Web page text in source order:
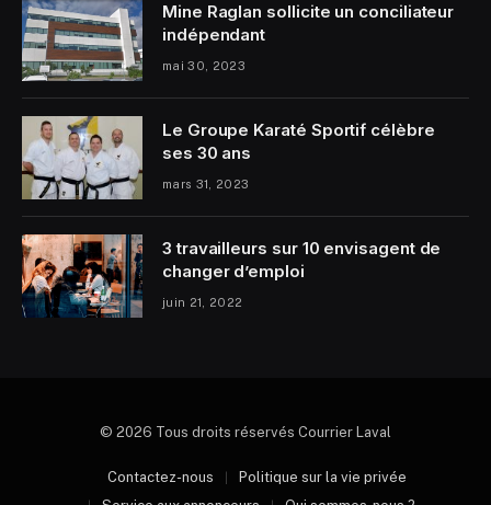
Mine Raglan sollicite un conciliateur
indépendant
mai 30, 2023
Le Groupe Karaté Sportif célèbre
ses 30 ans
mars 31, 2023
3 travailleurs sur 10 envisagent de
changer d’emploi
juin 21, 2022
© 2026 Tous droits réservés Courrier Laval
Contactez-nous
Politique sur la vie privée